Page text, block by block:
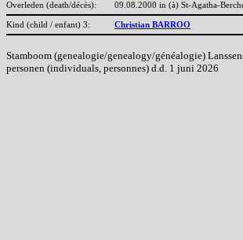
Overleden (death/décès):
09.08.2000 in (à) St-Agatha-
Kind (child / enfant) 3: Christian BARROO
Stamboom (genealogie/genealogy/généalogie)
personen (individuals, personnes) d.d. 1 juni 2026